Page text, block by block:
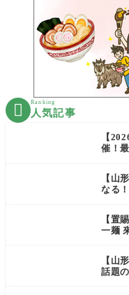
 Ranking
人気記事
【
催！
【山
なる
【置
一麺
【山
話題